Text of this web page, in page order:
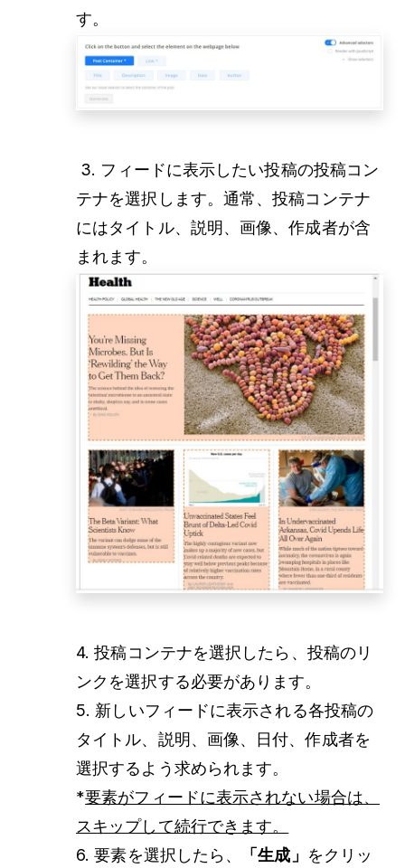
す。
3. フィードに表示したい投稿の投稿コン
テナを選択します。通常、投稿コンテナ
にはタイトル、説明、画像、作成者が含
まれます。
4. 投稿コンテナを選択したら、投稿のリ
ンクを選択する必要があります。
5. 新しいフィードに表示される各投稿の
タイトル、説明、画像、日付、作成者を
選択するよう求められます。
*要素がフィードに表示されない場合は、
スキップして続行できます。
6. 要素を選択したら、
「生成」 をクリッ